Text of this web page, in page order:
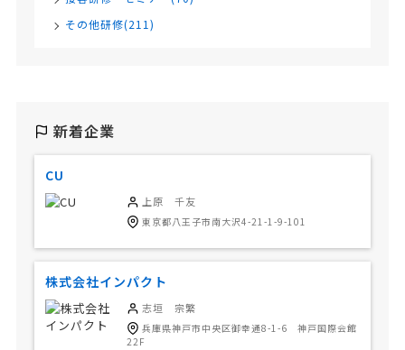
その他研修(211)
新着企業
CU
上原 千友
東京都八王子市南大沢4-21-1-9-101
株式会社インパクト
志垣 宗繁
兵庫県神戸市中央区御幸通8-1-6 神戸国際会館
22F